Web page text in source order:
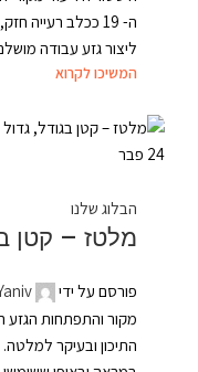
ה- 19 ככלב
ליצור גזע עבודה
המשיכו לקרוא
24 פבר
הבלוג שלנו
מלטז – קטן
פורסם על ידי
מקור והתפתחות הגזע
התיכון ובעיקר